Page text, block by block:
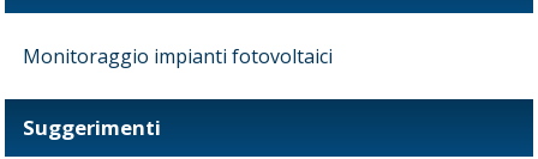
Monitoraggio impianti fotovoltaici
Suggerimenti